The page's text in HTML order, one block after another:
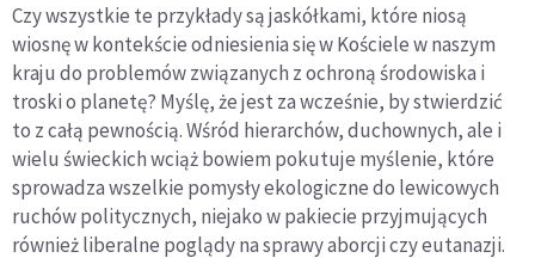
Czy wszystkie te przykłady są jaskółkami, które niosą
wiosnę w kontekście odniesienia się w Kościele w naszym
kraju do problemów związanych z ochroną środowiska i
troski o planetę? Myślę, że jest za wcześnie, by stwierdzić
to z całą pewnością. Wśród hierarchów, duchownych, ale i
wielu świeckich wciąż bowiem pokutuje myślenie, które
sprowadza wszelkie pomysły ekologiczne do lewicowych
ruchów politycznych, niejako w pakiecie przyjmujących
również liberalne poglądy na sprawy aborcji czy eutanazji.